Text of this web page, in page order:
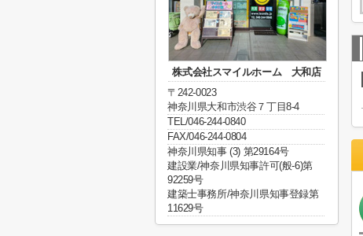
株式会社スマイルホーム 大和店
〒242-0023
神奈川県大和市渋谷７丁目8-4
TEL/046-244-0840
FAX/046-244-0804
神奈川県知事 (3) 第29164号
建設業/神奈川県知事許可(般-6)第
92259号
建築士事務所/神奈川県知事登録第
11629号